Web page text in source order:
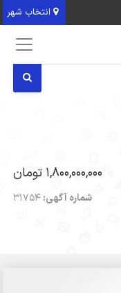
انتخاب شهر
1,800,000,000 تومان
شماره آگهی:31754